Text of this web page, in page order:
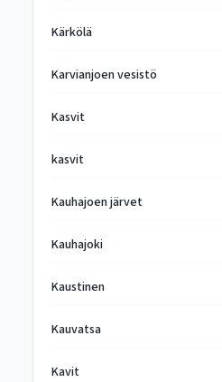
Kärkölä
Karvianjoen vesistö
Kasvit
kasvit
Kauhajoen järvet
Kauhajoki
Kaustinen
Kauvatsa
Kavit